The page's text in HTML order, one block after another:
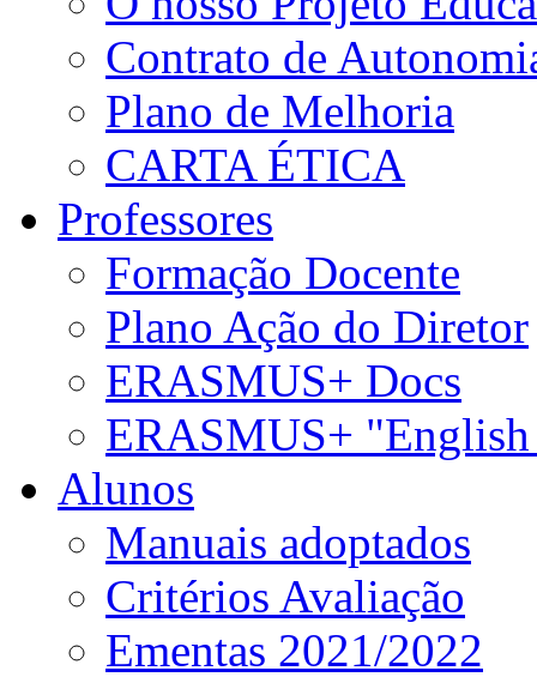
Contrato de
Plano de Melhoria
CARTA ÉTICA
Professores
Formação Docente
Plano Ação do Diretor
ERASMUS+ Docs
ERASMUS+
Alunos
Manuais adoptados
Critérios Avaliação
Ementas 2021/2022